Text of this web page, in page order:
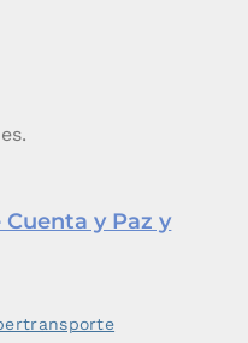
y Paz y